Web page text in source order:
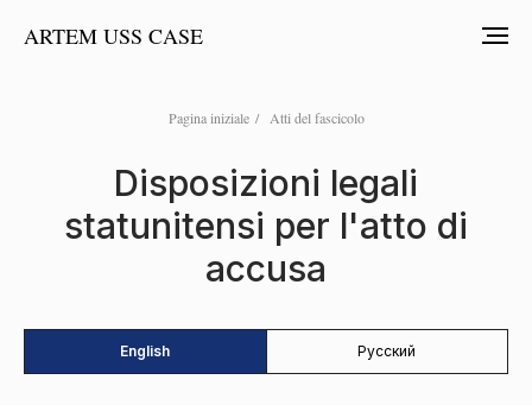
ARTEM USS CASE
Pagina iniziale / Atti del fascicolo
Disposizioni legali
statunitensi per l'atto di
accusa
English Русский